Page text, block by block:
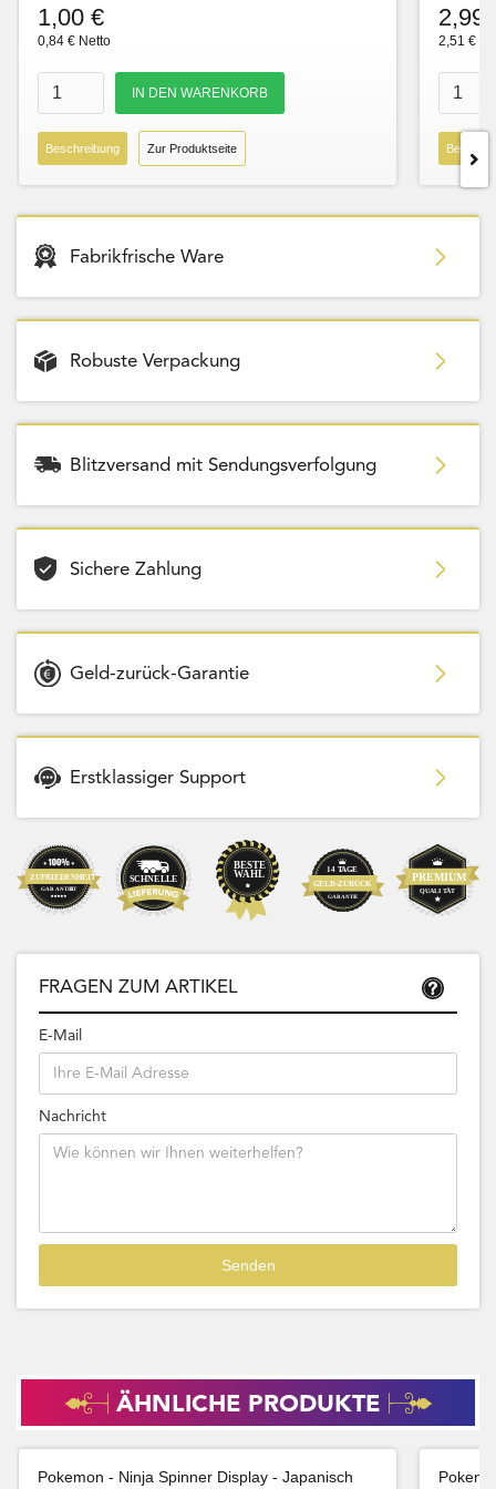
1,00 €
0,84 € Netto
Beschreibung Zur Produktseite
2,99
2,51 €
Fabrikfrische Ware
Robuste Verpackung
Blitzversand mit Sendungsverfolgung
Sichere Zahlung
Geld-zurück-Garantie
Erstklassiger Support
FRAGEN ZUM ARTIKEL
E-Mail
Nachricht
ÄHNLICHE PRODUKTE
Pokemon - Ninja Spinner Display - Japanisch